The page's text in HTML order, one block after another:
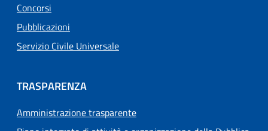
Concorsi
Pubblicazioni
Servizio Civile Universale
TRASPARENZA
Amministrazione trasparente